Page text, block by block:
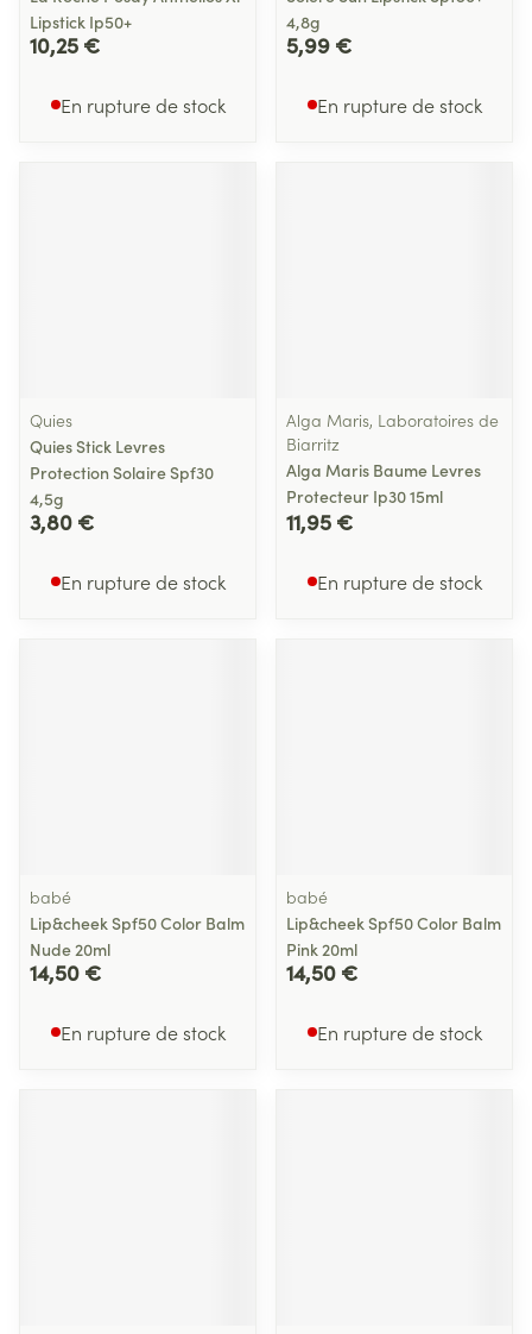
Lipstick Ip50+
10,25 €
En rupture de stock
4,8g
5,99 €
En rupture de stock
Quies
Quies Stick Levres
Protection Solaire Spf30
4,5g
3,80 €
En rupture de stock
Alga Maris, Laboratoires de
Biarritz
Alga Maris Baume Levres
Protecteur Ip30 15ml
11,95 €
En rupture de stock
babé
Lip&cheek Spf50 Color Balm
Nude 20ml
14,50 €
En rupture de stock
babé
Lip&cheek Spf50 Color Balm
Pink 20ml
14,50 €
En rupture de stock